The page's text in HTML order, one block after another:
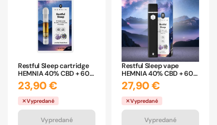
Restful Sleep cartridge
HEMNIA 40% CBD + 60%
CBN 1ml
23,90 €
Vypredané
Vypredané
Restful Sleep vape
HEMNIA 40% CBD + 60%
CBN 1ml
27,90 €
Vypredané
Vypredané